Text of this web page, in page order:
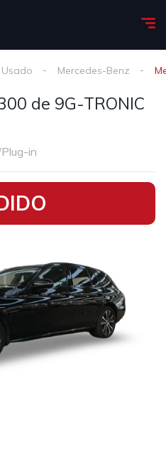
Usado Mercedes-Benz
de 9G-TRONIC
in